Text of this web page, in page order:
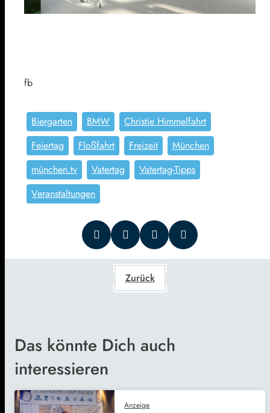
fb
Biergarten BMW
Christie Himmelfahrt
Feiertag
Floßfahrt Freizeit
München
münchen.tv
Vatertag
Vatertag-Tipps
Veranstaltungen
Zurück
Das könnte Dich auch
interessieren
Anzeige